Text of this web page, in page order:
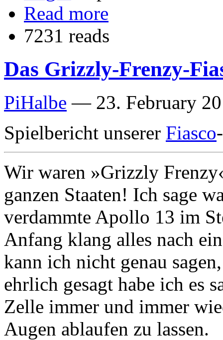
Read more
7231 reads
Das Grizzly-Frenzy-
PiHalbe — 23. February
Spielbericht unserer Fiasco
Wir waren »Grizzly
ganzen Staaten! Ich sage
verdammte Apollo 13 im
Anfang klang alles nach
kann ich nicht genau
ehrlich gesagt habe ich es
Zelle immer und immer
Augen ablaufen zu lassen.